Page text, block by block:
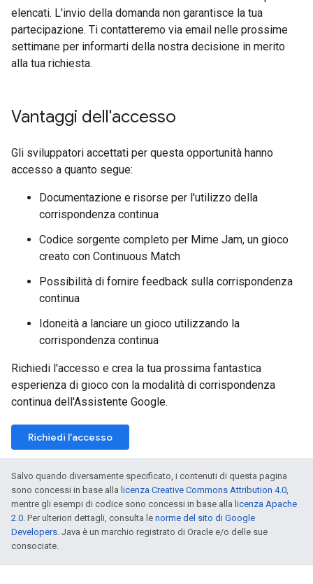
elencati. L'invio della domanda non garantisce la tua
partecipazione. Ti contatteremo via email nelle prossime
settimane per informarti della nostra decisione in merito
alla tua richiesta.
Vantaggi dell'accesso
Gli sviluppatori accettati per questa opportunità hanno
accesso a quanto segue:
Documentazione e risorse per l'utilizzo della
corrispondenza continua
Codice sorgente completo per Mime Jam, un gioco
creato con Continuous Match
Possibilità di fornire feedback sulla corrispondenza
continua
Idoneità a lanciare un gioco utilizzando la
corrispondenza continua
Richiedi l'accesso e crea la tua prossima fantastica
esperienza di gioco con la modalità di corrispondenza
continua dell'Assistente Google.
Richiedi l'accesso
Salvo quando diversamente specificato, i contenuti di questa pagina
sono concessi in base alla licenza Creative Commons Attribution 4.0,
mentre gli esempi di codice sono concessi in base alla licenza Apache
2.0. Per ulteriori dettagli, consulta le norme del sito di Google
Developers. Java è un marchio registrato di Oracle e/o delle sue
consociate.